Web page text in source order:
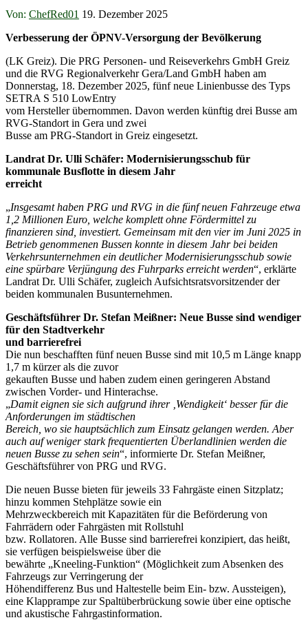
Von: ChefRed01 19. Dezember 2025
Verbesserung der ÖPNV-Versorgung der Bevölkerung
(LK Greiz). Die PRG Personen- und Reiseverkehrs GmbH Greiz
und die RVG Regionalverkehr Gera/Land GmbH haben am
Donnerstag, 18. Dezember 2025, fünf neue Linienbusse des Typs
SETRA S 510 LowEntry
vom Hersteller übernommen. Davon werden künftig drei Busse am
RVG-Standort in Gera und zwei
Busse am PRG-Standort in Greiz eingesetzt.
Landrat Dr. Ulli Schäfer: Modernisierungsschub für
kommunale Busflotte in diesem Jahr
erreicht
„Insgesamt haben PRG und RVG in die fünf neuen Fahrzeuge etwa
1,2 Millionen Euro, welche komplett ohne Fördermittel zu
finanzieren sind, investiert. Gemeinsam mit den vier im Juni 2025 in
Betrieb genommenen Bussen konnte in diesem Jahr bei beiden
Verkehrsunternehmen ein deutlicher Modernisierungsschub sowie
eine spürbare Verjüngung des Fuhrparks erreicht werden“, erklärte
Landrat Dr. Ulli Schäfer, zugleich Aufsichtsratsvorsitzender der
beiden kommunalen Busunternehmen.
Geschäftsführer Dr. Stefan Meißner: Neue Busse sind wendiger
für den Stadtverkehr
und barrierefrei
Die nun beschafften fünf neuen Busse sind mit 10,5 m Länge knapp
1,7 m kürzer als die zuvor
gekauften Busse und haben zudem einen geringeren Abstand
zwischen Vorder- und Hinterachse.
„Damit eignen sie sich aufgrund ihrer ‚Wendigkeit‘ besser für die
Anforderungen im städtischen
Bereich, wo sie hauptsächlich zum Einsatz gelangen werden. Aber
auch auf weniger stark frequentierten Überlandlinien werden die
neuen Busse zu sehen sein“, informierte Dr. Stefan Meißner,
Geschäftsführer von PRG und RVG.
Die neuen Busse bieten für jeweils 33 Fahrgäste einen Sitzplatz;
hinzu kommen Stehplätze sowie ein
Mehrzweckbereich mit Kapazitäten für die Beförderung von
Fahrrädern oder Fahrgästen mit Rollstuhl
bzw. Rollatoren. Alle Busse sind barrierefrei konzipiert, das heißt,
sie verfügen beispielsweise über die
bewährte „Kneeling-Funktion“ (Möglichkeit zum Absenken des
Fahrzeugs zur Verringerung der
Höhendifferenz Bus und Haltestelle beim Ein- bzw. Aussteigen),
eine Klapprampe zur Spaltüberbrückung sowie über eine optische
und akustische Fahrgastinformation.